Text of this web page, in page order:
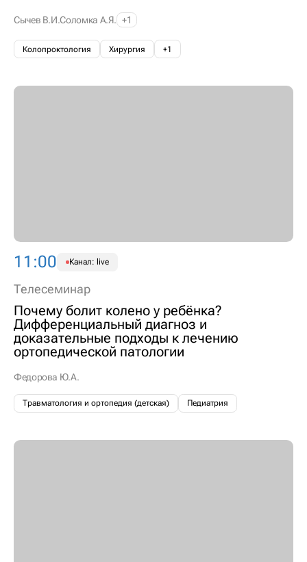
Сычев В.И.Соломка А.Я. +1
Колопроктология Хирургия +1
11:00 Канал: live
Телесеминар
Почему болит колено у ребёнка?
Дифференциальный диагноз и
доказательные подходы к лечению
ортопедической патологии
Федорова Ю.А.
Травматология и ортопедия (детская) Педиатрия